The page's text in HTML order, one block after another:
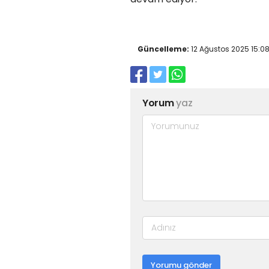
Güncelleme: 12 Ağustos 2025 15:08
Yorumyaz
Yorumu gönder